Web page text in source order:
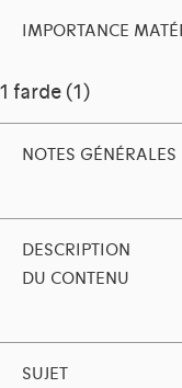
IMPORTANCE
1 farde (1)
NOTES GÉNÉRALES
DESCRIPTION
DU CONTENU
SUJET